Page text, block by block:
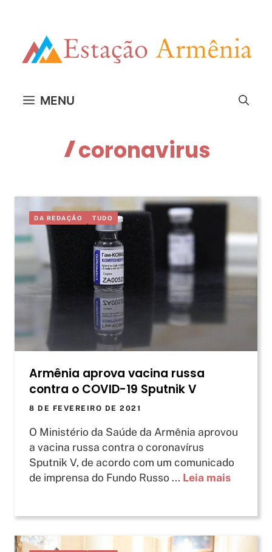
MENU
coronavirus
DA REDAÇÃO TUDO
Armênia aprova vacina russa
contra o COVID-19 Sputnik V
8 DE FEVEREIRO DE 2021
O Ministério da Saúde da Armênia aprovou
a vacina russa contra o coronavírus
Sputnik V, de acordo com um comunicado
de imprensa do Fundo Russo ... Leia mais